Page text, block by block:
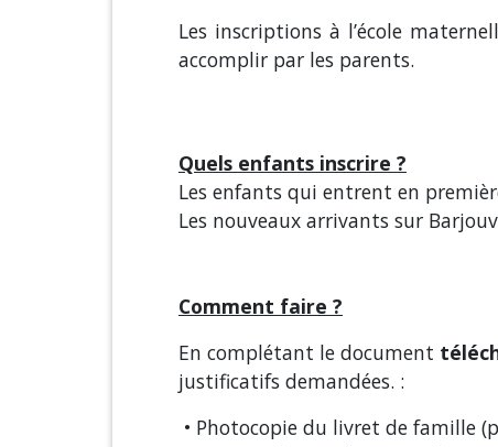
Les inscriptions à l’école
accomplir par les parents.
Quels enfants inscrire ?
Les enfants qui entrent en
Les nouveaux arrivants sur
Comment faire ?
En complétant le document
justificatifs demandées. :
• Photocopie du livret de famille